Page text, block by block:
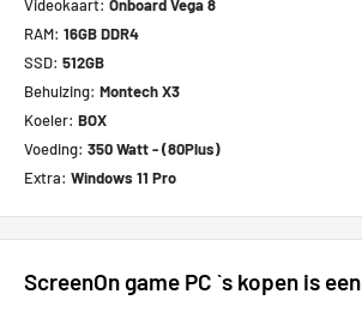
Videokaart: Onboard Vega 8
RAM: 16GB DDR4
SSD: 512GB
Behuizing: Montech X3
Koeler: BOX
Voeding: 350 Watt - (80Plus)
Extra: Windows 11 Pro
ScreenOn game PC `s kopen is